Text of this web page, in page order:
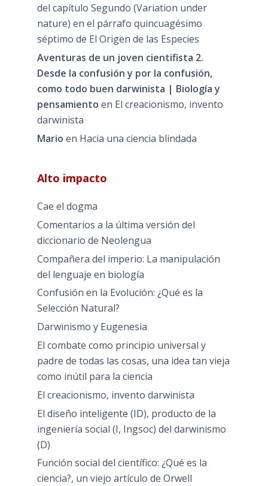
del capítulo Segundo (Variation under
nature) en el párrafo quincuagésimo
séptimo de El Origen de las Especies
Aventuras de un joven cientifista 2.
Desde la confusión y por la confusión,
como todo buen darwinista | Biología y
pensamiento en El creacionismo, invento
darwinista
Mario en Hacia una ciencia blindada
Alto impacto
Cae el dogma
Comentarios a la última versión del
diccionario de Neolengua
Compañera del imperio: La manipulación
del lenguaje en biología
Confusión en la Evolución: ¿Qué es la
Selección Natural?
Darwinismo y Eugenesia
El combate como principio universal y
padre de todas las cosas, una idea tan vieja
como inútil para la ciencia
El creacionismo, invento darwinista
El diseño inteligente (ID), producto de la
ingeniería social (I, Ingsoc) del darwinismo
(D)
Función social del científico: ¿Qué es la
ciencia?, un viejo artículo de Orwell